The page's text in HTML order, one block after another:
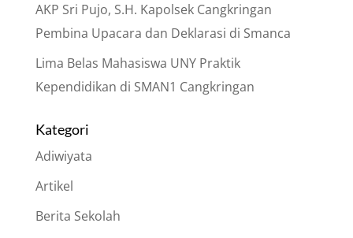
AKP Sri Pujo, S.H. Kapolsek Cangkringan
Pembina Upacara dan Deklarasi di Smanca
Lima Belas Mahasiswa UNY Praktik
Kependidikan di SMAN1 Cangkringan
Kategori
Adiwiyata
Artikel
Berita Sekolah